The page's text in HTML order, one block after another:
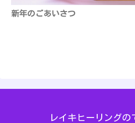
新年のごあいさつ
レイキヒーリングの